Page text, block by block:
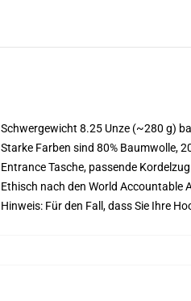
Schwergewicht 8.25 Unze (~280 g)
Starke Farben sind 80% Baumwolle,
Entrance Tasche, passende
Ethisch nach den World Accountable
Hinweis: Für den Fall, dass Sie Ihre